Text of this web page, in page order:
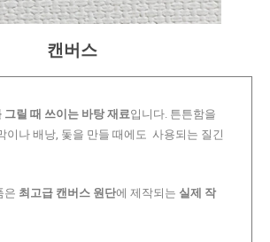
캔버스
그릴 때 쓰이는 바탕 재료입니다. 튼튼함을
이나 배낭, 돛을 만들 때에도 사용되는 질긴
은 최고급 캔버스 원단에 제작되는 실제 작